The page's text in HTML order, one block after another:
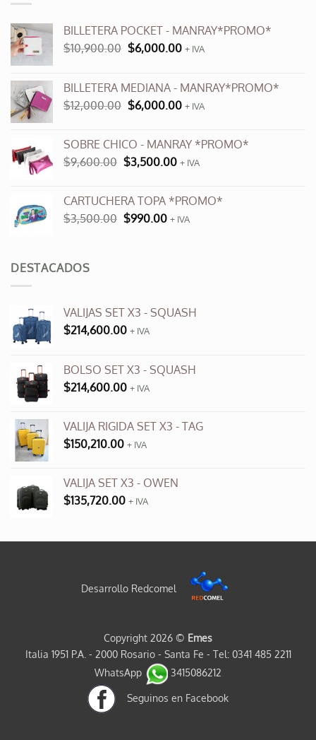
BILLETERA POCKET - MANRAY*PROMO*
$10,900.00 El
era:
$10,900.00.
$6,000.00El
es:
$6,000.00.
+ IVA
BILLETERA MEDIANA - MANRAY*PROMO*
$12,000.00 El
era:
$12,000.00.
$6,000.00El
es:
$6,000.00.
+ IVA
SOBRE CHICO - MANRAY *PROMO*
$9,600.00 El
era:
$9,600.00.
$3,500.00El
es:
$3,500.00.
+ IVA
CARTUCHERA TOPA *PROMO*
$3,500.00 El
$990.00El+ IVA
DESTACADOS
VALIJAS SET X3 - SQUASH
$214,600.00 + IVA
BOLSO SET X3 - SQUASH
$214,600.00 + IVA
VALIJA RIGIDA SET X3 - TAG
$150,210.00 + IVA
VALIJA SET X3 - OWEN
$135,720.00 + IVA
Desarrollo Redcomel
Copyright 2026 © Emes
Italia 1951 P.A. - 2000 Rosario - Santa Fe - Tel: 0341 485 2211
WhatsApp
3415086212
Seguinos en Facebook